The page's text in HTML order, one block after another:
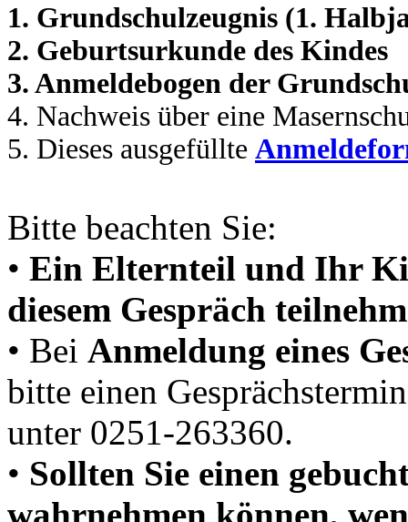
1. Grundschulzeugnis (1.
2. Geburtsurkunde des Kindes
3. Anmeldebogen der
4. Nachweis über eine
5. Dieses ausgefüllte
Bitte beachten Sie:
• Ein Elternteil und Ihr
diesem Gespräch
• Bei Anmeldung eines
bitte einen
unter 0251-263360.
• Sollten Sie einen
wahrnehmen können,